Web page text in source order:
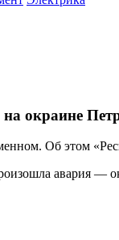
окраине
Об этом
авария —